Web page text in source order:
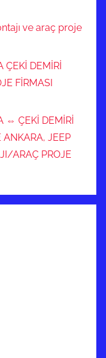
ve araç proje
ÇEKİ DEMİRİ
FİRMASI
⇔ ÇEKİ DEMİRİ
JEEP
ARAÇ PROJE